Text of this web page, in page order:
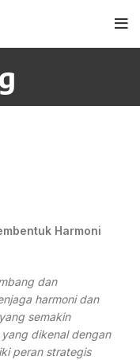
Harmoni
dan
harmoni dan
semakin
dikenal dengan
peran strategis